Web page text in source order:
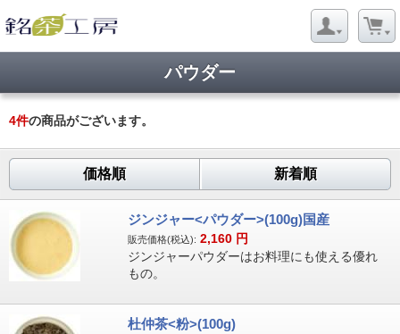
パウダー
4件の商品がございます。
価格順 新着順
ジンジャー<パウダー>(100g)国産
販売価格(税込): 2,160 円
ジンジャーパウダーはお料理にも使える優れ
もの。
杜仲茶<粉>(100g)